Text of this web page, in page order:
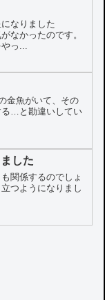
なりました
なかったのです。
っ...
金魚がいて、その
る…と勘違いしてい
した
関係するのでしょ
つようになりまし